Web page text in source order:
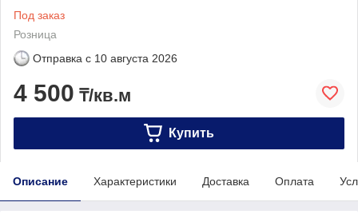
Под заказ
Розница
Отправка с 10 августа 2026
4 500 ₸/кв.м
Купить
Описание Характеристики Доставка Оплата